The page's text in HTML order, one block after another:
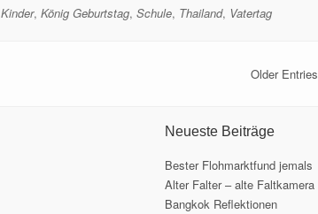
Kinder, König Geburtstag, Schule, Thailand, Vatertag
Older Entries
Neueste Beiträge
Bester Flohmarktfund jemals
Alter Falter – alte Faltkamera
Bangkok Reflektionen